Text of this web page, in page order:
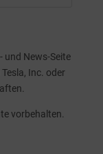
und News-Seite
Inc. oder
vorbehalten.